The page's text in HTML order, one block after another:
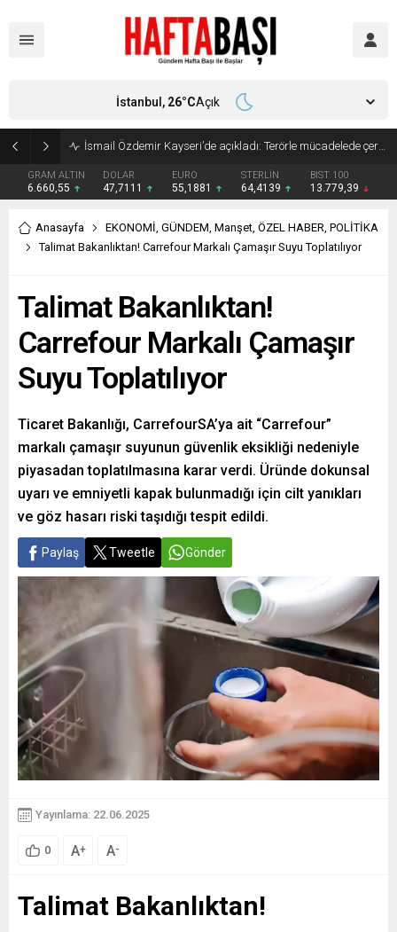
Süleyman Soylu ‘çok korktum’ deyip ilk kez açıkladı: En büyük tehdit dışarısıdır!
GRAM ALTIN
6.660,55
DOLAR
47,7111
EURO
55,1881
STERLİN
64,4139
BIST 100
13.779,39
İstanbul, 26°CAçık
Anasayfa EKONOMİ, GÜNDEM, Manşet, ÖZEL HABER, POLİTİKA
Talimat Bakanlıktan! Carrefour Markalı Çamaşır Suyu Toplatılıyor
Talimat Bakanlıktan!
Carrefour Markalı Çamaşır
Suyu Toplatılıyor
Ticaret Bakanlığı, CarrefourSA’ya ait “Carrefour”
markalı çamaşır suyunun güvenlik eksikliği nedeniyle
piyasadan toplatılmasına karar verdi. Üründe dokunsal
uyarı ve emniyetli kapak bulunmadığı için cilt yanıkları
ve göz hasarı riski taşıdığı tespit edildi.
Paylaş Tweetle Gönder
Yayınlama: 22.06.2025
0 A+ A-
Talimat Bakanlıktan!